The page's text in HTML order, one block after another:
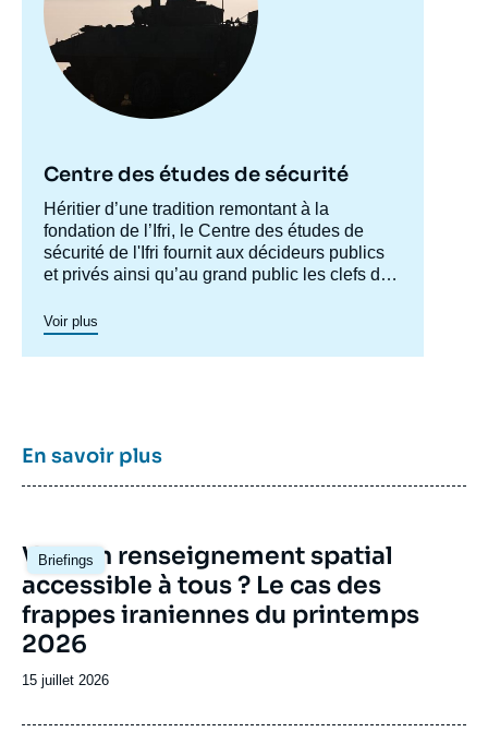
Centre des études de sécurité
Accroche
centre
Héritier d’une tradition remontant à la
fondation de l’Ifri, le Centre des études de
sécurité de l'Ifri fournit aux décideurs publics
et privés ainsi qu’au grand public les clefs de
modes de conflictualité contemporains et à
venir. Par son positionnement à la jointure du
politique et de l’opérationnel, la crédibilité de
dans le paysage français des
pôle unique de recherche et d’influence sur le
débat de défense national et international.
Voir plus
En savoir plus
Briefings
Image
principale
Vers un renseignement spatial
accessible à tous ? Le cas des
frappes iraniennes du printemps
2026
Date
publication
15 juillet 2026